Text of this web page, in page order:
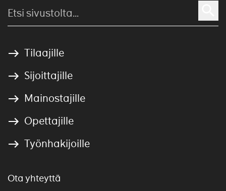
Tilaajille
Sijoittajille
Mainostajille
Opettajille
Työnhakijoille
Ota yhteyttä